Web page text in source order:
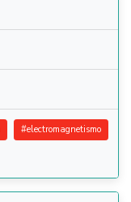
#electromagnetismo